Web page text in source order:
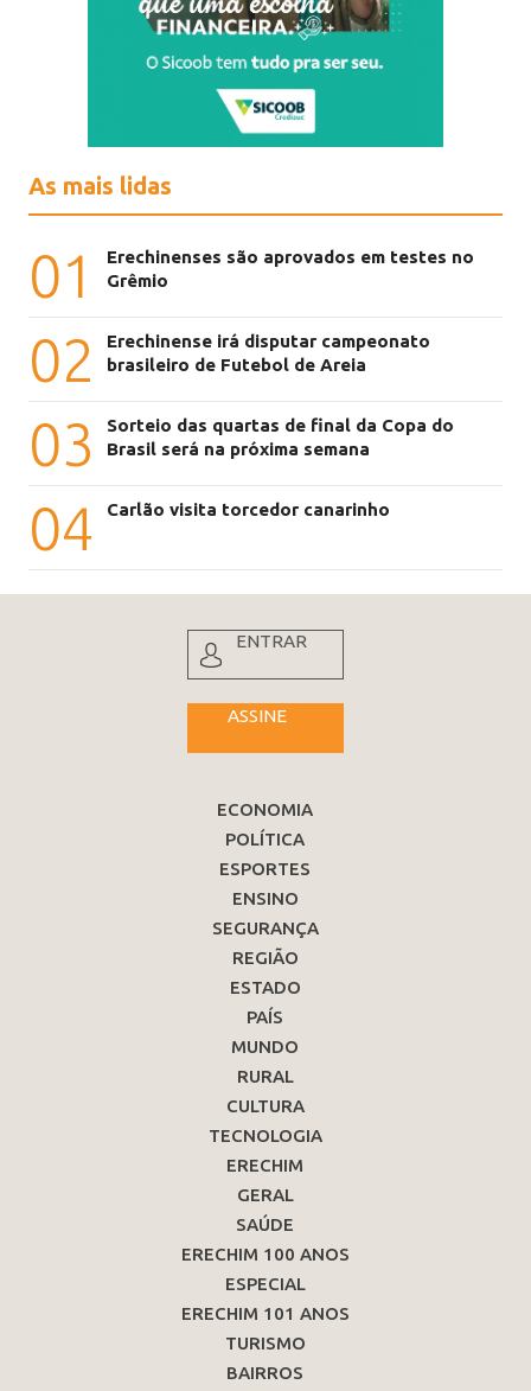
As mais lidas
01
Erechinenses são aprovados em testes no
Grêmio
02
Erechinense irá disputar campeonato
brasileiro de Futebol de Areia
03
Sorteio das quartas de final da Copa do
Brasil será na próxima semana
04 Carlão visita torcedor canarinho
ENTRAR
ASSINE
ECONOMIA
POLÍTICA
ESPORTES
ENSINO
SEGURANÇA
REGIÃO
ESTADO
PAÍS
MUNDO
RURAL
CULTURA
TECNOLOGIA
ERECHIM
GERAL
SAÚDE
ERECHIM 100 ANOS
ESPECIAL
ERECHIM 101 ANOS
TURISMO
BAIRROS